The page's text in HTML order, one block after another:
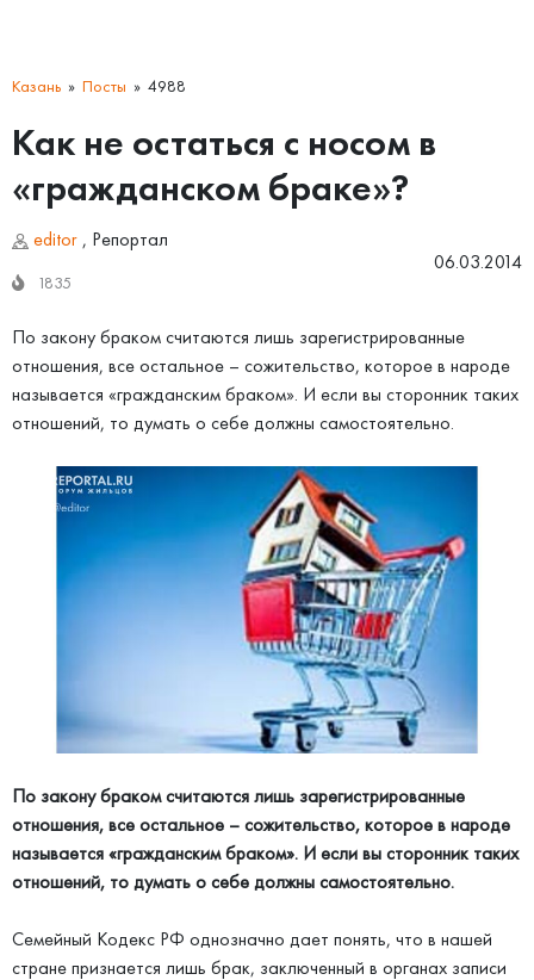
Казань Посты 4988
Как не остаться с носом в
«гражданском браке»?
editor , Репортал
06.03.2014
1835
По закону браком считаются лишь зарегистрированные
отношения, все остальное – сожительство, которое в народе
называется «гражданским браком». И если вы сторонник таких
отношений, то думать о себе должны самостоятельно.
По закону браком считаются лишь зарегистрированные
отношения, все остальное – сожительство, которое в народе
называется «гражданским браком». И если вы сторонник таких
отношений, то думать о себе должны самостоятельно.
Семейный Кодекс РФ однозначно дает понять, что в нашей
стране признается лишь брак, заключенный в органах записи